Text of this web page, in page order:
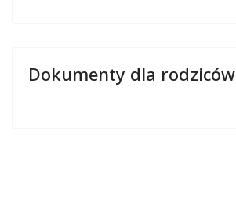
Dokumenty dla rodziców